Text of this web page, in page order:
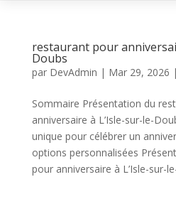
restaurant pour
Doubs
par DevAdmin | Mar 29, 2026 |
Sommaire Présentation du
anniversaire à L’Isle-sur-le-
unique pour célébrer un
options personnalisées
pour anniversaire à L’Isle-sur-